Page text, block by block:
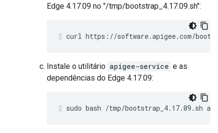
Edge 4.17.09 no "/tmp/bootstrap_4.17.09.sh":
curl https://software.apigee.com/
Instale o utilitário apigee-service e as
dependências do Edge 4.17.09:
sudo bash /tmp/bootstrap_4.17.09.sh